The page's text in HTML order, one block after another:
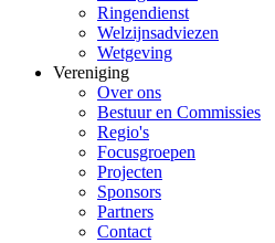
Ringendienst
Welzijnsadviezen
Wetgeving
Vereniging
Over ons
Bestuur en Commissies
Regio's
Focusgroepen
Projecten
Sponsors
Partners
Contact